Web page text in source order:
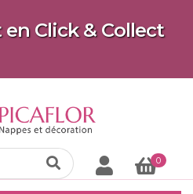
Click & Collect
0